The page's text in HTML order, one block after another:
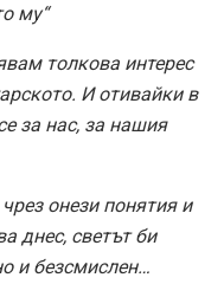
му“
толкова интерес
И отивайки в
за нас, за нашия
онези понятия и
днес, светът би
и безсмислен…